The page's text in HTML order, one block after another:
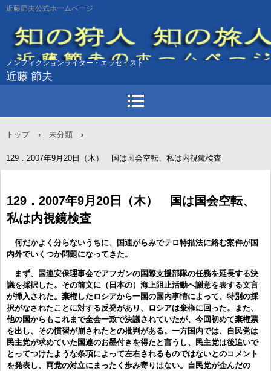
近藤節夫公式ホームページ
ノンフィクションライター・エッセイスト
近藤 節夫
トップ › 未分類 ›
129．2007年9月20日（木） 国は国会空転、私は内視鏡検査
129．2007年9月20日（木） 国は国会空転、
私は内視鏡検査
何だかよく分らないうちに、国連がらみでテロ特措法に絡む案件が国
内外でいくつか問題になってきた。
まず、国連安保理事会でアフガンの国際支援部隊の任務を延長する決
議を採択した。その前文に（日本の）海上阻止活動へ謝意を表する文言
が挿入された。棄権したロシアから一国の国内事情によって、特別の採
択がなされたことに対する反発があり、ロシアは棄権に回った。また、
他の国からもこれまで全会一致で決議されていたが、今回初めて棄権票
を出し、その慣習が崩されたとの批判がある。一方国内では、自民党は
民主党が求めていた国連のお墨付きを得たと言うし、民主党は後追いで
とってつけたような条項によって左右されるものではないとのコメント
を発表し、両党の対立にまったく歩み寄りはない。自民党が企んだの